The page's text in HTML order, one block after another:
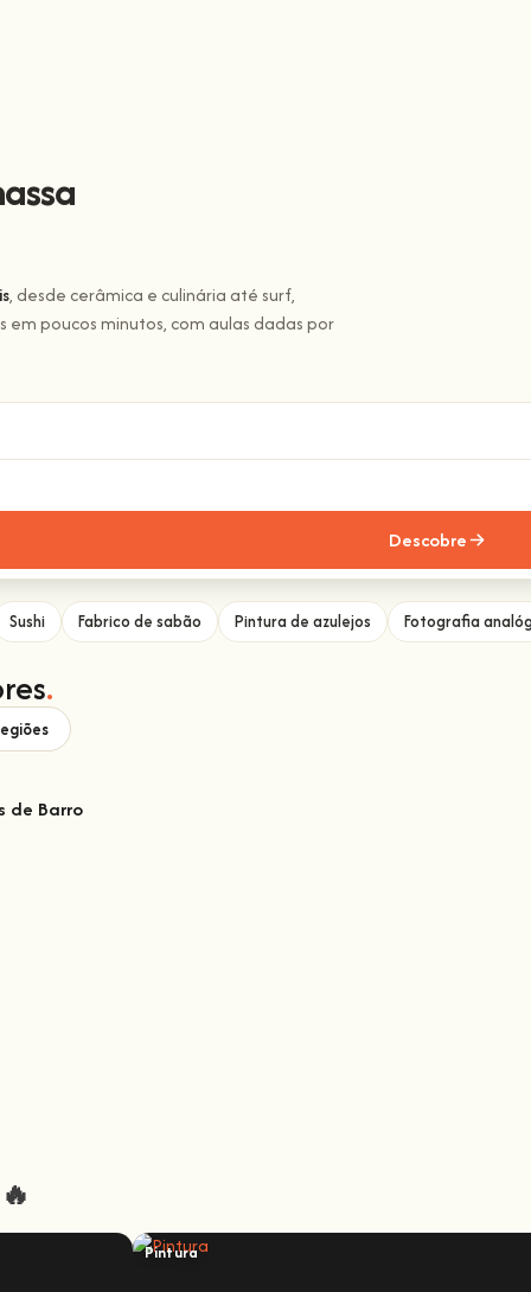
, desde cerâmica e culinária até surf,
poucos minutos, com aulas dadas por
Descobre
Sushi Fabrico de sabão Pintura de azulejos Fotografia
.
de Barro
Pintura